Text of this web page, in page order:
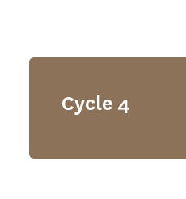
Cycle 4